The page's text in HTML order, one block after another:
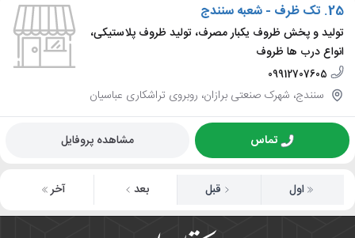
25. تک ظرف - شعبه سنندج
تولید و پخش ظروف یکبار مصرف، تولید ظروف پلاستیکی،
انواع درب ها ظروف
09912707605
سنندج، شهرک صنعتی برازان، روبروی تراشکاری عباسیان
تماس مشاهده پروفایل
اول قبل بعد آخر